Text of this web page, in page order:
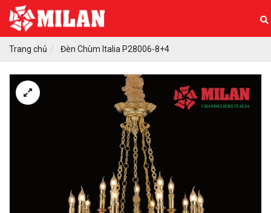
Trang chủ Đèn Chùm Italia P28006-8+4